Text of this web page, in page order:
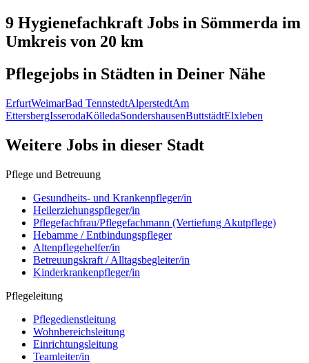
9 Hygienefachkraft Jobs in Sömmerda im
Umkreis von 20 km
Pflegejobs in Städten in Deiner Nähe
ErfurtWeimarBad TennstedtAlperstedtAm
EttersbergIsserodaKölledaSondershausenButtstädtElxleben
Weitere Jobs in dieser Stadt
Pflege und Betreuung
Gesundheits- und Krankenpfleger/in
Heilerziehungspfleger/in
Pflegefachfrau/Pflegefachmann (Vertiefung Akutpflege)
Hebamme / Entbindungspfleger
Altenpflegehelfer/in
Betreuungskraft / Alltagsbegleiter/in
Kinderkrankenpfleger/in
Pflegeleitung
Pflegedienstleitung
Wohnbereichsleitung
Einrichtungsleitung
Teamleiter/in